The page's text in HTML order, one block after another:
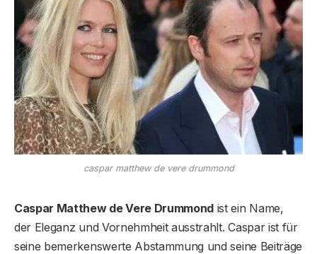
caspar matthew de vere drummond
Caspar Matthew de Vere Drummond ist ein Name,
der Eleganz und Vornehmheit ausstrahlt. Caspar ist für
seine bemerkenswerte Abstammung und seine Beiträge